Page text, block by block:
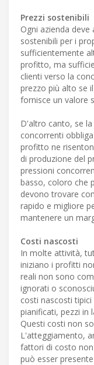
Prezzi sostenibili
Ogni azienda
sostenibili per i
sufficientemente
profitto, ma
clienti verso la
prezzo più alto se
fornisce un valore
D'altro canto, se
concorrenti
profitto ne
di produzione del
pressioni
basso, coloro che
devono trovare
rapido e migliore
mantenere un
Costi nascosti
In molte attività,
iniziano i profitti
reali non sono
ignorati o
costi nascosti
pianificati, pezzi in
Questi costi non
L'atteggiamento,
fattori di costo
può esser